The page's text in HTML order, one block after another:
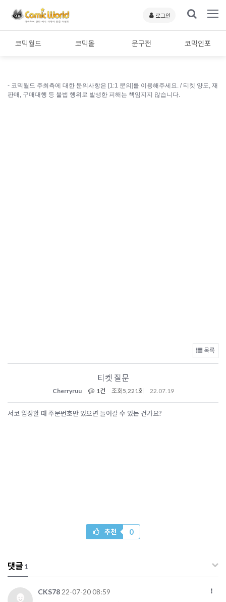
로그인
코믹월드 코믹몰 문구전 코믹인포
- 코믹월드 주최측에 대한 문의사항은 [1:1 문의]를 이용해주세요. / 티켓 양도, 재
판매, 구매대행 등 불법 행위로 발생한 피해는 책임지지 않습니다.
목록
티켓 질문
Cherryruu 1건 조회 5,221회 22.07.19
서코 입장할 때 주문번호만 있으면 들어갈 수 있는 건가요?
추천 0
댓글 1
CKS78 22-07-20 08:59